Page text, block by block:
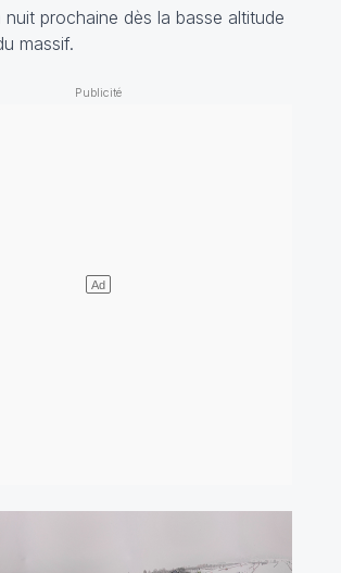
nuit prochaine dès la basse altitude
massif.